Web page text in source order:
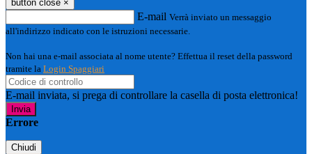
button close ×
E-mail Verrà inviato un messaggio
all'indirizzo indicato con le istruzioni necessarie.
Non hai una e-mail associata al nome utente? Effettua il reset della password
tramite la Login Spaggiari
E-mail inviata, si prega di controllare la casella di posta elettronica!
Errore
Chiudi